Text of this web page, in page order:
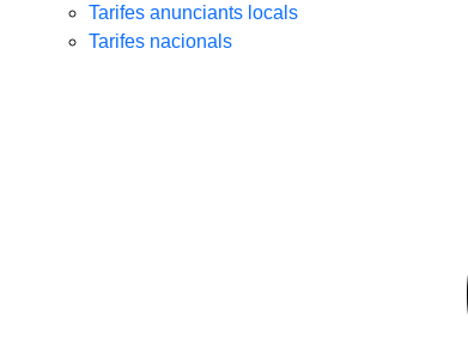
Tarifes anunciants locals
Tarifes nacionals